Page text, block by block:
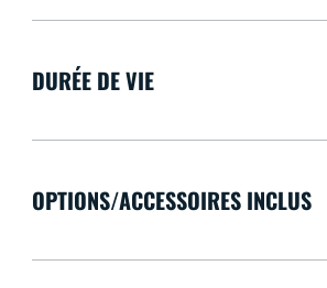
DURÉE DE VIE
OPTIONS/ACCESSOIRES INCLUS